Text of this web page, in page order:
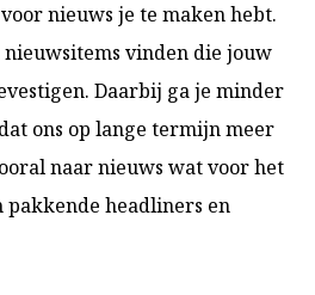
nieuws je te maken hebt.
vinden die jouw
Daarbij ga je minder
ons op lange termijn meer
naar nieuws wat voor het
headliners en